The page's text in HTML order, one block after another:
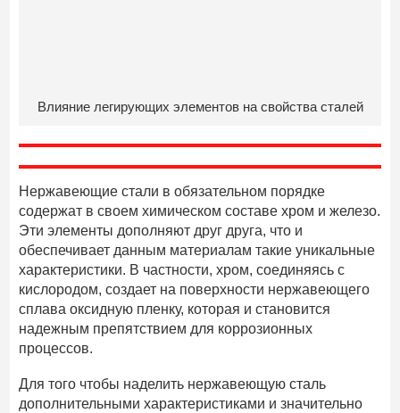
Влияние легирующих элементов на свойства сталей
Нержавеющие стали в обязательном порядке
содержат в своем химическом составе хром и железо.
Эти элементы дополняют друг друга, что и
обеспечивает данным материалам такие уникальные
характеристики. В частности, хром, соединяясь с
кислородом, создает на поверхности нержавеющего
сплава оксидную пленку, которая и становится
надежным препятствием для коррозионных
процессов.
Для того чтобы наделить нержавеющую сталь
дополнительными характеристиками и значительно